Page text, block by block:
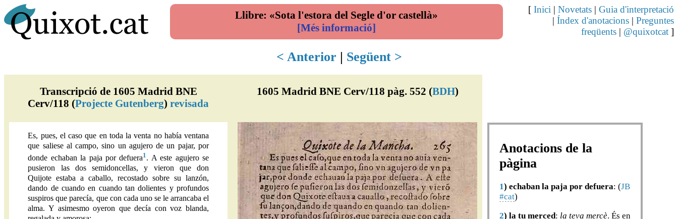
Llibre: «Sota l'estora del Segle d'or castellà»
[Més informació]
[ Inici | Novetats | Guia d'interpretació
| Índex d'anotacions | Preguntes
freqüents | @quixotcat ]
< Anterior | Següent >
Transcripció de 1605 Madrid BNE
Cerv/118 (Projecte Gutenberg)revisada
Es, pues, el caso que en toda la venta no había ventana
que saliese al campo, sino un agujero de un pajar, por
donde echaban la paja por defuera1 . A este agujero se
pusieron las dos semidoncellas, y vieron que don
Quijote estaba a caballo, recostado sobre su lanzón,
dando de cuando en cuando tan dolientes y profundos
suspiros que parecía, que con cada uno se le arrancaba el
alma. Y asimesmo oyeron que decía con voz blanda,
1605 Madrid BNE Cerv/118 pàg. 552 (BDH)
Anotacions de la
pàgina
1) echaban la paja por defuera: (JB
#cat)
2) la tu merced: la teva mercè. És en